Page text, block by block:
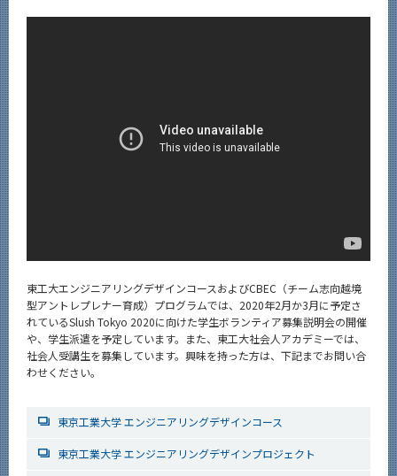
東工大エンジニアリングデザインコースおよびCBEC（チーム志向越境
型アントレプレナー育成）プログラムでは、2020年2月か3月に予定さ
れているSlush Tokyo 2020に向けた学生ボランティア募集説明会の開催
や、学生派遣を予定しています。また、東工大社会人アカデミーでは、
社会人受講生を募集しています。興味を持った方は、下記までお問い合
わせください。
東京工業大学 エンジニアリングデザインコース
東京工業大学 エンジニアリングデザインプロジェクト